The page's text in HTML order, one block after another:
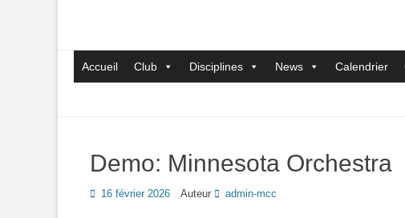
Menu principal
Accueil Club Disciplines News Calendrier
Demo: Minnesota Orchestra
Posted
16 février 2026 Auteur admin-mcc